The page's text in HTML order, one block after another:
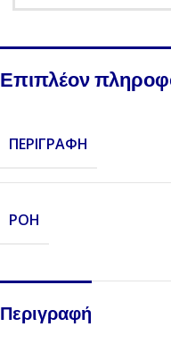
Επιπλέον
ΠΕΡΙΓΡΑΦΉ
ΡΟΉ
Περιγραφή